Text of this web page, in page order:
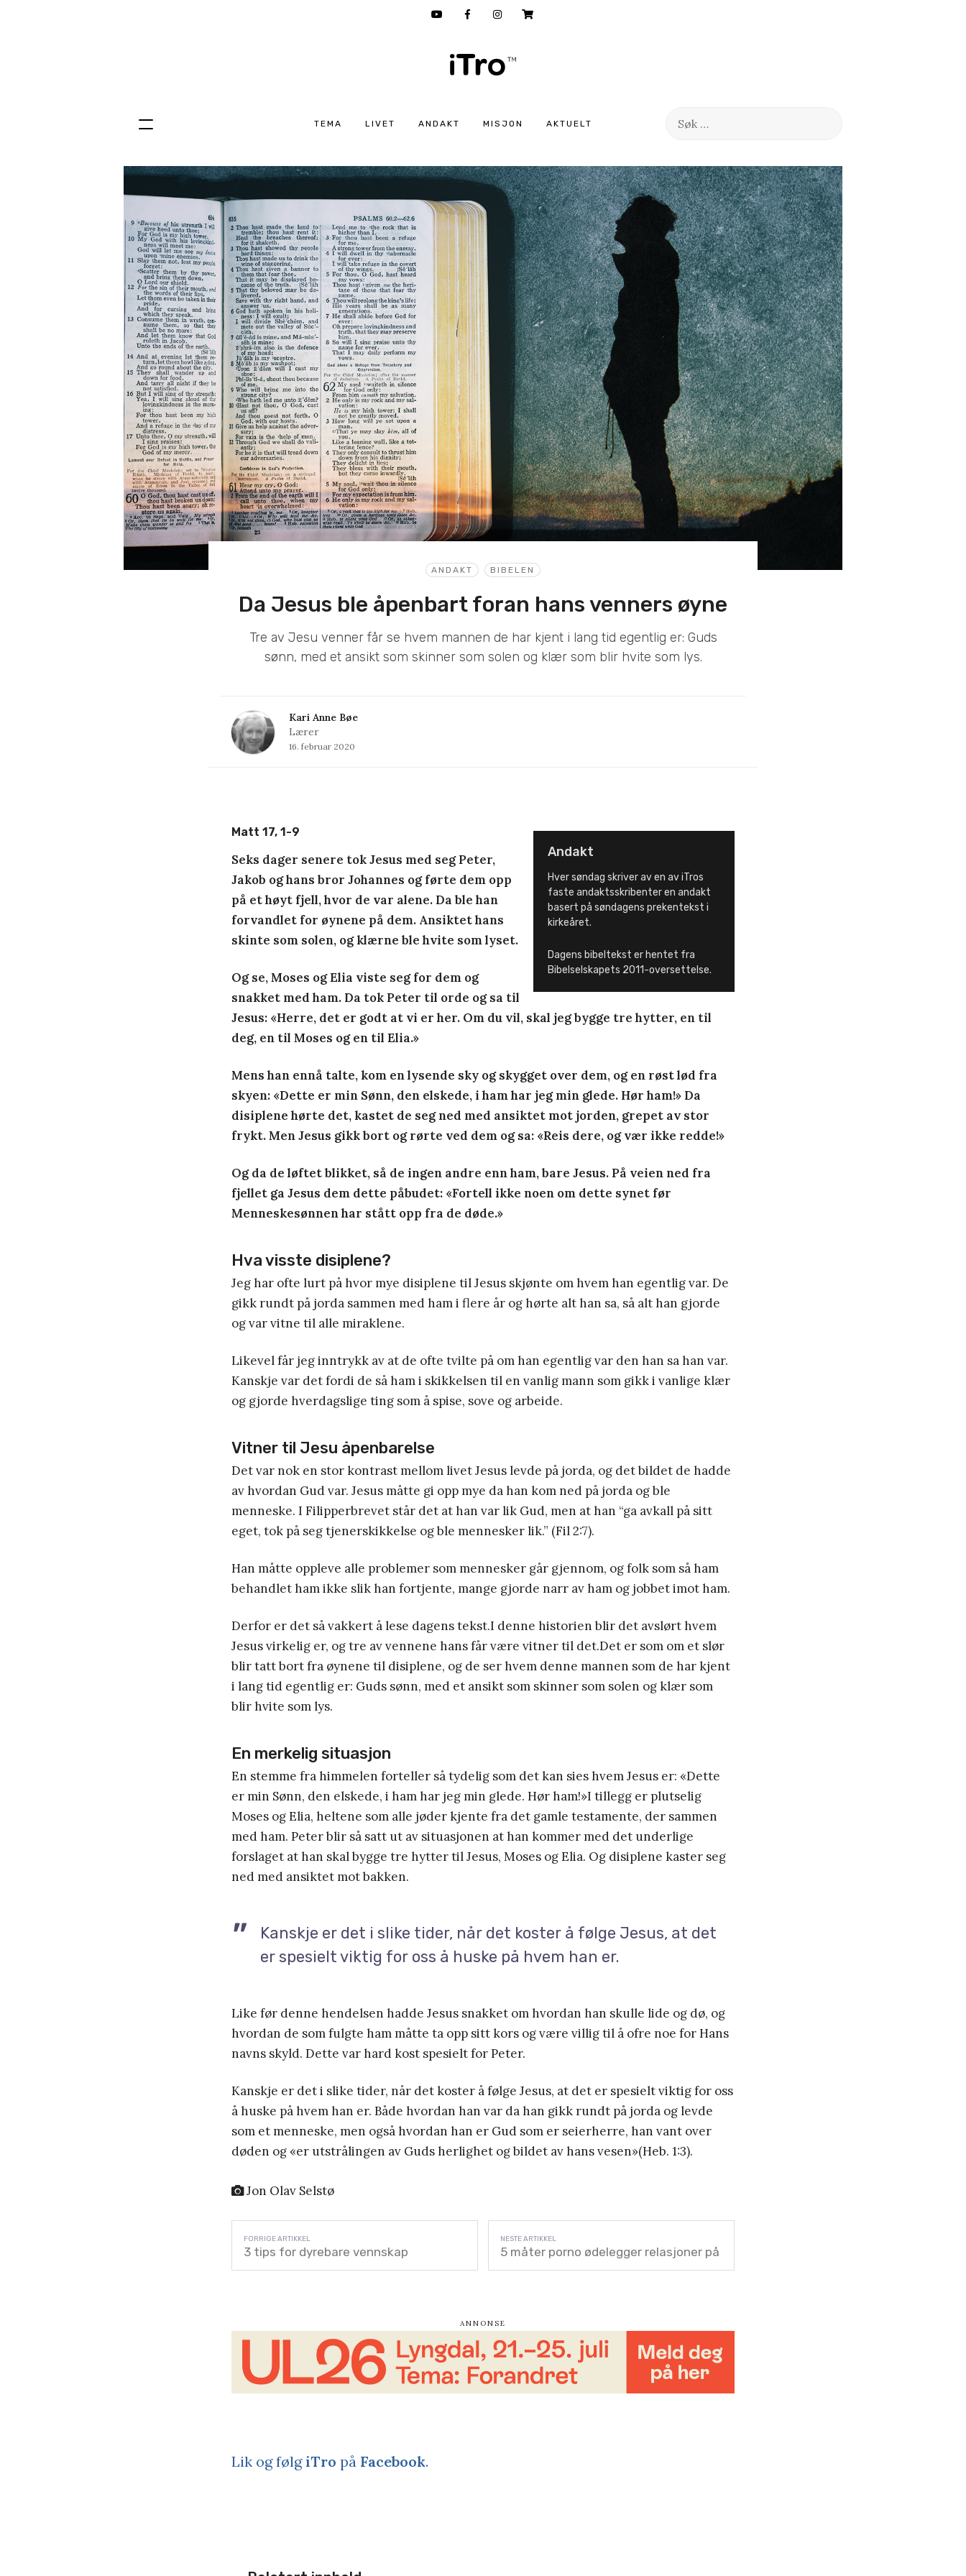
TEMA LIVET ANDAKT MISJON AKTUELT
Søk
Hopp
innhold
ANDAKT BIBELEN
Da Jesus ble åpenbart foran hans venners øyne
Tre av Jesu venner får se hvem mannen de har kjent i lang tid egentlig er: Guds
sønn, med et ansikt som skinner som solen og klær som blir hvite som lys.
Kari Anne Bøe
Lærer
16. februar 2020
Andakt
Hver søndag skriver av en av iTros
faste andaktsskribenter en andakt
basert på søndagens prekentekst i
kirkeåret.
Dagens bibeltekst er hentet fra
Bibelselskapets 2011-oversettelse.
Matt 17, 1-9
Seks dager senere tok Jesus med seg Peter,
Jakob og hans bror Johannes og førte dem opp
på et høyt fjell, hvor de var alene. Da ble han
forvandlet for øynene på dem. Ansiktet hans
skinte som solen, og klærne ble hvite som lyset.
Og se, Moses og Elia viste seg for dem og
snakket med ham. Da tok Peter til orde og sa til
Jesus: «Herre, det er godt at vi er her. Om du vil, skal jeg bygge tre hytter, en til
deg, en til Moses og en til Elia.»
Mens han ennå talte, kom en lysende sky og skygget over dem, og en røst lød fra
skyen: «Dette er min Sønn, den elskede, i ham har jeg min glede. Hør ham!» Da
disiplene hørte det, kastet de seg ned med ansiktet mot jorden, grepet av stor
frykt. Men Jesus gikk bort og rørte ved dem og sa: «Reis dere, og vær ikke redde!»
Og da de løftet blikket, så de ingen andre enn ham, bare Jesus. På veien ned fra
fjellet ga Jesus dem dette påbudet: «Fortell ikke noen om dette synet før
Menneskesønnen har stått opp fra de døde.»
Hva visste disiplene?
Jeg har ofte lurt på hvor mye disiplene til Jesus skjønte om hvem han egentlig var. De
gikk rundt på jorda sammen med ham i flere år og hørte alt han sa, så alt han gjorde
og var vitne til alle miraklene.
Likevel får jeg inntrykk av at de ofte tvilte på om han egentlig var den han sa han var.
Kanskje var det fordi de så ham i skikkelsen til en vanlig mann som gikk i vanlige klær
og gjorde hverdagslige ting som å spise, sove og arbeide.
Vitner til Jesu åpenbarelse
Det var nok en stor kontrast mellom livet Jesus levde på jorda, og det bildet de hadde
av hvordan Gud var. Jesus måtte gi opp mye da han kom ned på jorda og ble
menneske. I Filipperbrevet står det at han var lik Gud, men at han “ga avkall på sitt
eget, tok på seg tjenerskikkelse og ble mennesker lik.” (Fil 2:7).
Han måtte oppleve alle problemer som mennesker går gjennom, og folk som så ham
behandlet ham ikke slik han fortjente, mange gjorde narr av ham og jobbet imot ham.
Derfor er det så vakkert å lese dagens tekst.I denne historien blir det avslørt hvem
Jesus virkelig er, og tre av vennene hans får være vitner til det.Det er som om et slør
blir tatt bort fra øynene til disiplene, og de ser hvem denne mannen som de har kjent
i lang tid egentlig er: Guds sønn, med et ansikt som skinner som solen og klær som
blir hvite som lys.
En merkelig situasjon
En stemme fra himmelen forteller så tydelig som det kan sies hvem Jesus er: «Dette
er min Sønn, den elskede, i ham har jeg min glede. Hør ham!»I tillegg er plutselig
Moses og Elia, heltene som alle jøder kjente fra det gamle testamente, der sammen
med ham. Peter blir så satt ut av situasjonen at han kommer med det underlige
forslaget at han skal bygge tre hytter til Jesus, Moses og Elia. Og disiplene kaster seg
ned med ansiktet mot bakken.
Kanskje er det i slike tider, når det koster å følge Jesus, at det
er spesielt viktig for oss å huske på hvem han er.
Like før denne hendelsen hadde Jesus snakket om hvordan han skulle lide og dø, og
hvordan de som fulgte ham måtte ta opp sitt kors og være villig til å ofre noe for Hans
navns skyld. Dette var hard kost spesielt for Peter.
Kanskje er det i slike tider, når det koster å følge Jesus, at det er spesielt viktig for oss
å huske på hvem han er. Både hvordan han var da han gikk rundt på jorda og levde
som et menneske, men også hvordan han er Gud som er seierherre, han vant over
døden og «er utstrålingen av Guds herlighet og bildet av hans vesen»(Heb. 1:3).
Jon Olav Selstø
3 tips for dyrebare vennskap 5 måter porno ødelegger relasjoner på
Lik og følgiTro på Facebook.